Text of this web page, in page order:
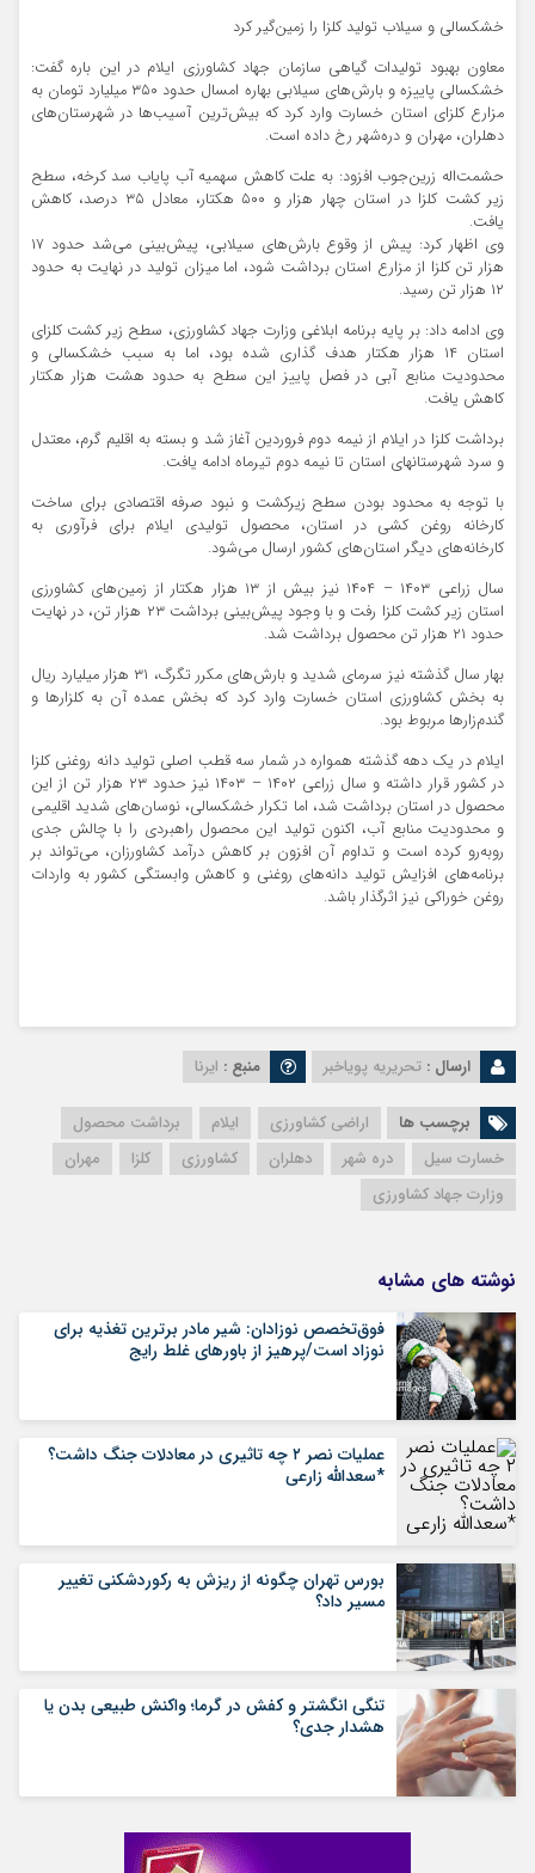
خشکسالی و سیلاب تولید کلزا را زمین‌گیر کرد
معاون بهبود تولیدات گیاهی سازمان جهاد کشاورزی ایلام در این باره گفت:
خشکسالی پاییزه و بارش‌های سیلابی بهاره امسال حدود ۳۵۰ میلیارد تومان به
مزارع کلزای استان خسارت وارد کرد که بیش‌ترین آسیب‌ها در شهرستان‌های
دهلران، مهران و دره‌شهر رخ داده است.
حشمت‌اله زرین‌جوب افزود: به علت کاهش سهمیه آب پایاب سد کرخه، سطح
زیر کشت کلزا در استان چهار هزار و ۵۰۰ هکتار، معادل ۳۵ درصد، کاهش
یافت.
وی اظهار کرد: پیش از وقوع بارش‌های سیلابی، پیش‌بینی می‌شد حدود ۱۷
هزار تن کلزا از مزارع استان برداشت شود، اما میزان تولید در نهایت به حدود
۱۲ هزار تن رسید.
وی ادامه داد: بر پایه برنامه ابلاغی وزارت جهاد کشاورزی، سطح زیر کشت کلزای
استان ۱۴ هزار هکتار هدف‌ گذاری شده بود، اما به سبب خشکسالی و
محدودیت منابع آبی در فصل پاییز این سطح به حدود هشت هزار هکتار
کاهش یافت.
برداشت کلزا در ایلام از نیمه دوم فروردین آغاز شد و بسته به اقلیم گرم، معتدل
و سرد شهرستانهای استان تا نیمه دوم تیرماه ادامه یافت.
با توجه به محدود بودن سطح زیرکشت و نبود صرفه اقتصادی برای ساخت
کارخانه روغن کشی در استان، محصول تولیدی ایلام برای فرآوری به
کارخانه‌های دیگر استان‌های کشور ارسال می‌شود.
سال زراعی ۱۴۰۳ – ۱۴۰۴ نیز بیش از ۱۳ هزار هکتار از زمین‌های کشاورزی
استان زیر کشت کلزا رفت و با وجود پیش‌بینی برداشت ۲۳ هزار تن، در نهایت
حدود ۲۱ هزار تن محصول برداشت شد.
بهار سال گذشته نیز سرمای شدید و بارش‌های مکرر تگرگ، ۳۱ هزار میلیارد ریال
به بخش کشاورزی استان خسارت وارد کرد که بخش عمده آن به کلزارها و
گندم‌زارها مربوط بود.
ایلام در یک دهه گذشته همواره در شمار سه قطب اصلی تولید دانه روغنی کلزا
در کشور قرار داشته و سال زراعی ۱۴۰۲ – ۱۴۰۳ نیز حدود ۲۳ هزار تن از این
محصول در استان برداشت شد، اما تکرار خشکسالی، نوسان‌های شدید اقلیمی
و محدودیت منابع آب، اکنون تولید این محصول راهبردی را با چالش جدی
روبه‌رو کرده است و تداوم آن افزون بر کاهش درآمد کشاورزان، می‌تواند بر
برنامه‌های افزایش تولید دانه‌های روغنی و کاهش وابستگی کشور به واردات
روغن خوراکی نیز اثرگذار باشد.
ارسال : تحریریه پویاخبر منبع : ایرنا
برچسب ها اراضی کشاورزی ایلام
برداشت محصول
خسارت سیل
دره شهر دهلران کشاورزی کلزا
مهران
وزارت جهاد کشاورزی
نوشته های مشابه
فوق‌تخصص نوزادان: شیر مادر برترین تغذیه برای
نوزاد است/پرهیز از باورهای غلط رایج
عملیات نصر ۲ چه تاثیری در معادلات جنگ داشت؟
*سعدالله زارعی
بورس تهران چگونه از ریزش به رکوردشکنی تغییر
مسیر داد؟
تنگی انگشتر و کفش در گرما؛ واکنش طبیعی بدن یا
هشدار جدی؟